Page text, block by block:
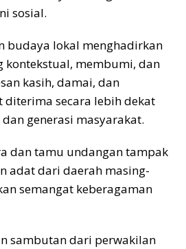
sosial.
budaya lokal menghadirkan
kontekstual, membumi, dan
kasih, damai, dan
secara lebih dekat
generasi masyarakat.
dan tamu undangan tampak
adat dari daerah masing-
semangat keberagaman
sambutan dari perwakilan